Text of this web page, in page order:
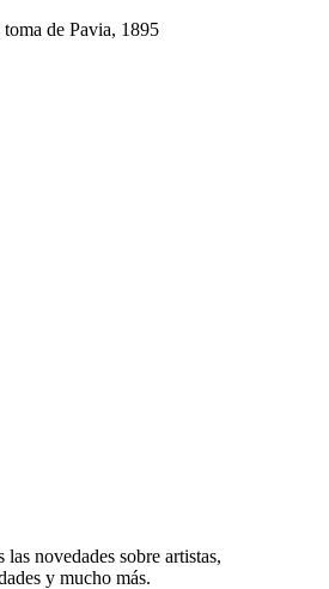
novedades sobre artistas,
y mucho más.